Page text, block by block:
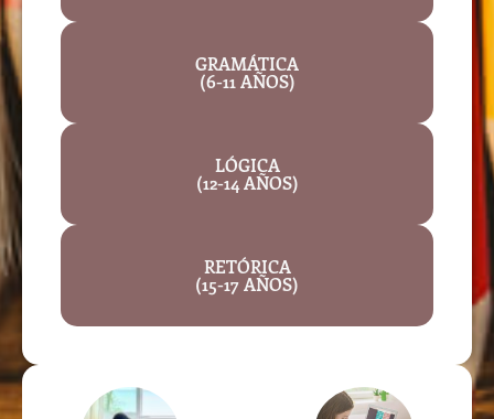
GRAMÁTICA
(6-11 AÑOS)
LÓGICA
(12-14 AÑOS)
RETÓRICA
(15-17 AÑOS)